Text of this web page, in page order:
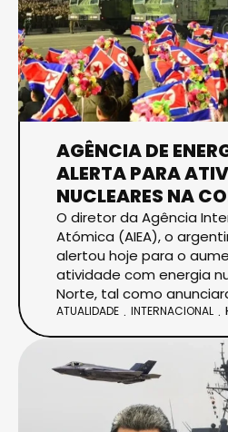
AGÊNCIA DE
ALERTA PARA
NUCLEARES NA
O diretor da Agência
Atómica (AIEA), o
alertou hoje para o
atividade com energia
Norte, tal como
ATUALIDADE INTERNACIONAL